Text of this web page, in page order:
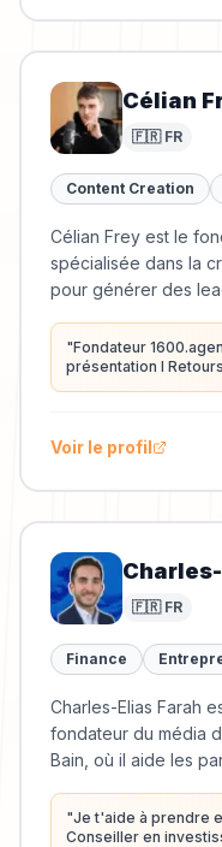
Célian
🇫🇷 FR
Content Creation
Célian Frey est le
spécialisée dans la
pour générer des
"Fondateur
présentation I
Voir le profil
🇫🇷 FR
Finance
Charles-Elias Farah
fondateur du média
Bain, où il aide les
"Je t'aide à prendre
Conseiller en